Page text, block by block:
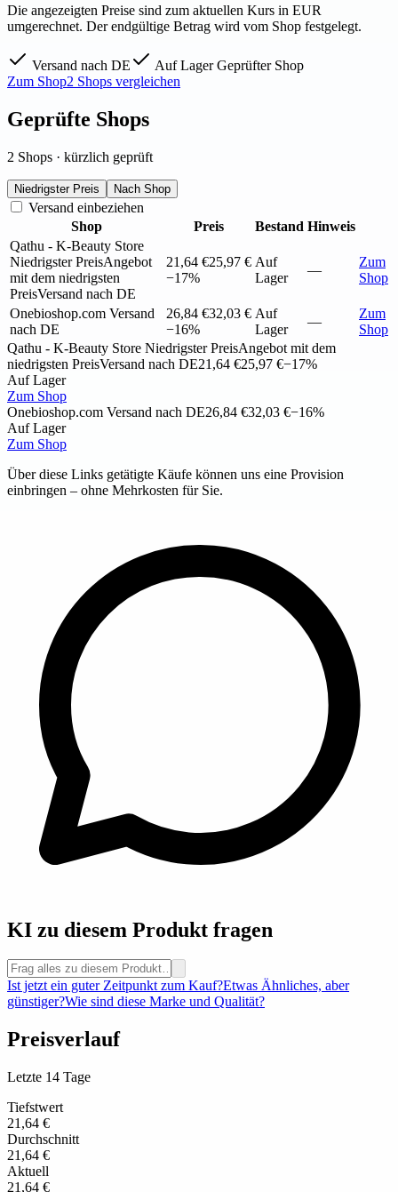
Die angezeigten Preise sind zum aktuellen Kurs in EUR
umgerechnet. Der endgültige Betrag wird vom Shop festgelegt.
Versand nach DE Auf LagerGeprüfter Shop
Zum Shop2 Shops vergleichen
Geprüfte Shops
2 Shops · kürzlich geprüft
Niedrigster Preis Nach Shop
Versand einbeziehen
Shop
Preis Bestand Hinweis
Qathu - K-Beauty Store
Niedrigster PreisAngebot
mit dem niedrigsten
PreisVersand nach DE
21,64 €25,97 €
−17%
Auf
Lager
—
Zum
Shop
Onebioshop.com Versand
nach DE
26,84 €32,03 €
−16%
Auf
Lager
—
Zum
Shop
Qathu - K-Beauty Store Niedrigster PreisAngebot mit dem
niedrigsten PreisVersand nach DE21,64 €25,97 €−17%
Auf Lager
Zum Shop
Onebioshop.com Versand nach DE26,84 €32,03 €−16%
Auf Lager
Zum Shop
Über diese Links getätigte Käufe können uns eine Provision
einbringen – ohne Mehrkosten für Sie.
KI zu diesem Produkt fragen
Ist jetzt ein guter Zeitpunkt zum Kauf?Etwas Ähnliches, aber
günstiger?Wie sind diese Marke und Qualität?
Preisverlauf
Letzte 14 Tage
Tiefstwert
21,64 €
Durchschnitt
21,64 €
Aktuell
21,64 €